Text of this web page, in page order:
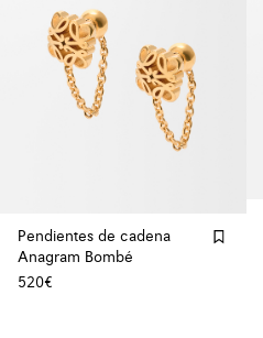
Pendientes de cadena
Anagram Bombé
520€